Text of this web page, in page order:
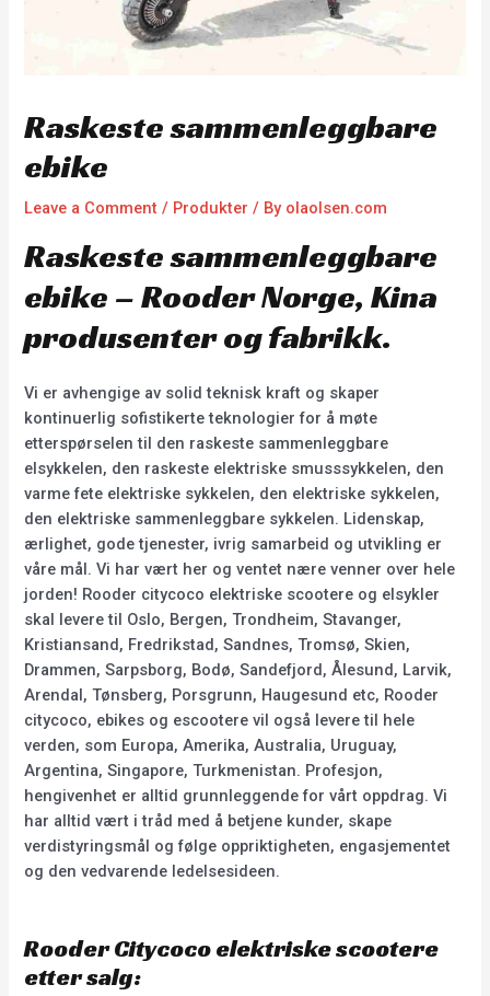
Raskeste sammenleggbare
ebike
Leave a Comment / Produkter / By olaolsen.com
Raskeste sammenleggbare
ebike – Rooder Norge, Kina
produsenter og fabrikk.
Vi er avhengige av solid teknisk kraft og skaper
kontinuerlig sofistikerte teknologier for å møte
etterspørselen til den raskeste sammenleggbare
elsykkelen, den raskeste elektriske smusssykkelen, den
varme fete elektriske sykkelen, den elektriske sykkelen,
den elektriske sammenleggbare sykkelen. Lidenskap,
ærlighet, gode tjenester, ivrig samarbeid og utvikling er
våre mål. Vi har vært her og ventet nære venner over hele
jorden! Rooder citycoco elektriske scootere og elsykler
skal levere til Oslo, Bergen, Trondheim, Stavanger,
Kristiansand, Fredrikstad, Sandnes, Tromsø, Skien,
Drammen, Sarpsborg, Bodø, Sandefjord, Ålesund, Larvik,
Arendal, Tønsberg, Porsgrunn, Haugesund etc, Rooder
citycoco, ebikes og escootere vil også levere til hele
verden, som Europa, Amerika, Australia, Uruguay,
Argentina, Singapore, Turkmenistan. Profesjon,
hengivenhet er alltid grunnleggende for vårt oppdrag. Vi
har alltid vært i tråd med å betjene kunder, skape
verdistyringsmål og følge oppriktigheten, engasjementet
og den vedvarende ledelsesideen.
Rooder Citycoco elektriske scootere
etter salg: